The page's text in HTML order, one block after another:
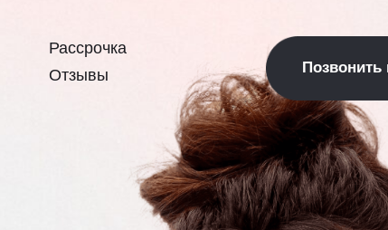
Рассрочка
Отзывы